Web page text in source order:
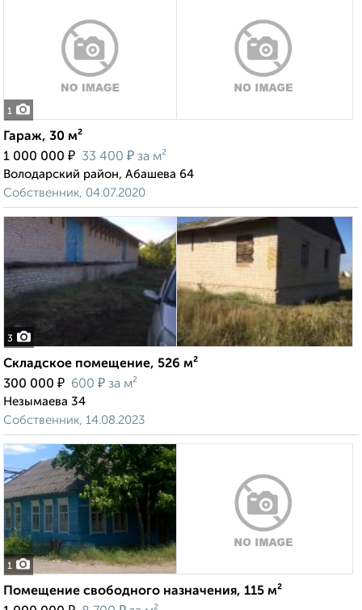
1
Гараж, 30 м²
1 000 000 ₽ 33 400 ₽ за м²
Володарский район, Абашева 64
Собственник, 04.07.2020
3
Складское помещение, 526 м²
300 000 ₽ 600 ₽ за м²
Незымаева 34
Собственник, 14.08.2023
1
Помещение свободного назначения, 115 м²